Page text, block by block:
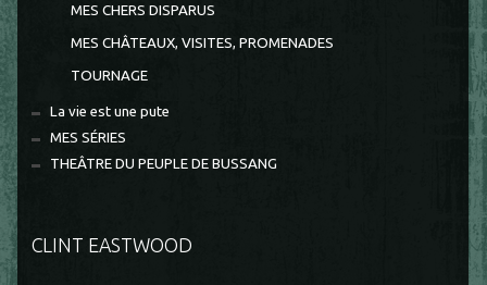
MES CHERS DISPARUS
MES CHÂTEAUX, VISITES, PROMENADES
TOURNAGE
La vie est une pute
MES SÉRIES
THEÂTRE DU PEUPLE DE BUSSANG
CLINT EASTWOOD